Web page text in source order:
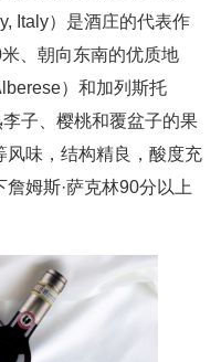
Italy）是酒庄的代表作
、朝向东南的优质地
）和加列斯托
李子、樱桃和覆盆子的果
风味，结构精良，酸度充
姆斯·萨克林90分以上